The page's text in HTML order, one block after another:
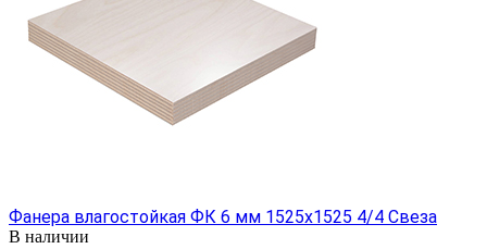
Фанера влагостойкая ФК 6 мм 1525х1525 4/4 Свеза
В наличии